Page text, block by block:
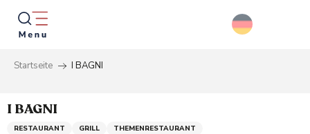
Aller
contenu
principal
Startseite I BAGNI
I BAGNI
RESTAURANT GRILL THEMENRESTAURANT